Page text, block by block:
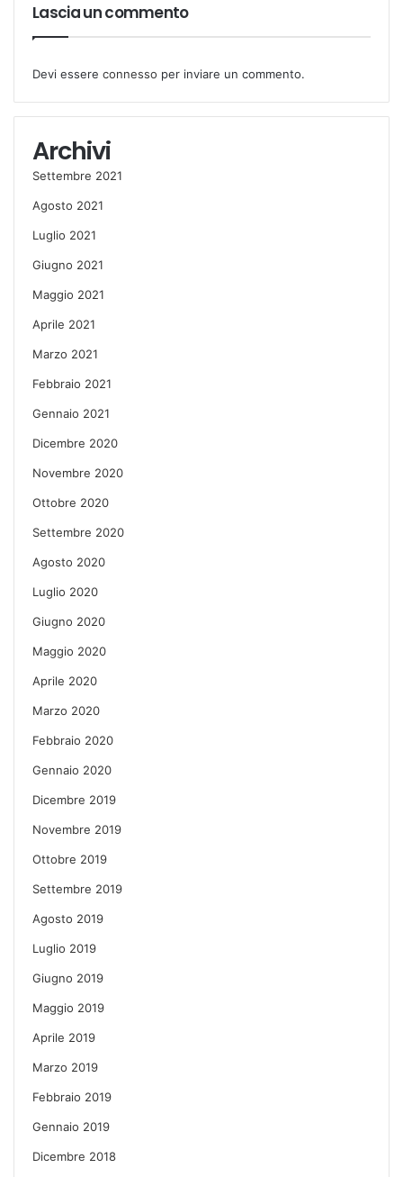
Lascia un commento
Devi essere connesso per inviare un commento.
Archivi
Settembre 2021
Agosto 2021
Luglio 2021
Giugno 2021
Maggio 2021
Aprile 2021
Marzo 2021
Febbraio 2021
Gennaio 2021
Dicembre 2020
Novembre 2020
Ottobre 2020
Settembre 2020
Agosto 2020
Luglio 2020
Giugno 2020
Maggio 2020
Aprile 2020
Marzo 2020
Febbraio 2020
Gennaio 2020
Dicembre 2019
Novembre 2019
Ottobre 2019
Settembre 2019
Agosto 2019
Luglio 2019
Giugno 2019
Maggio 2019
Aprile 2019
Marzo 2019
Febbraio 2019
Gennaio 2019
Dicembre 2018